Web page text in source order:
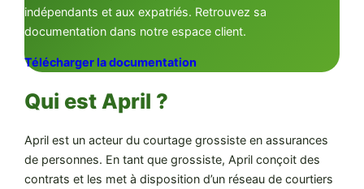
indépendants et aux expatriés. Retrouvez sa
documentation dans notre espace client.
Télécharger la documentation
Qui est April ?
April est un acteur du courtage grossiste en assurances
de personnes. En tant que grossiste, April conçoit des
contrats et les met à disposition d’un réseau de courtiers